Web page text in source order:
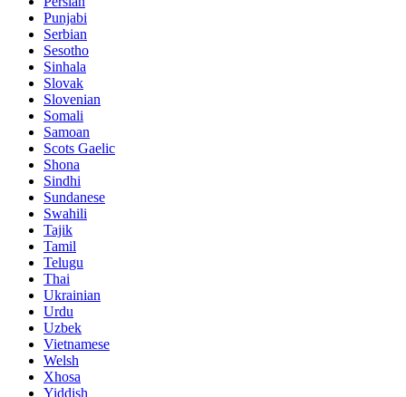
Punjabi
Serbian
Sesotho
Sinhala
Slovak
Slovenian
Somali
Samoan
Scots Gaelic
Shona
Sindhi
Sundanese
Swahili
Tajik
Tamil
Telugu
Thai
Ukrainian
Urdu
Uzbek
Vietnamese
Welsh
Xhosa
Yiddish